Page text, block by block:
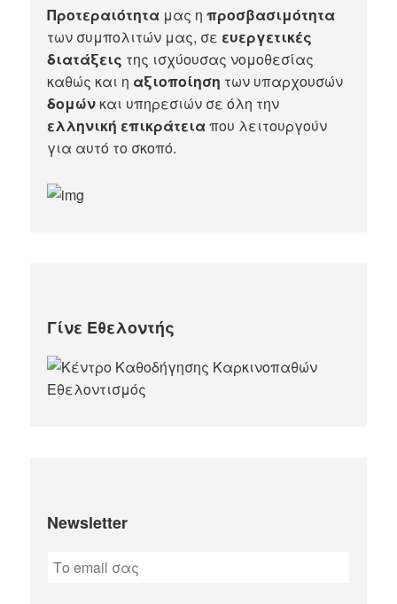
Προτεραιότητα μας ηπροσβασιμότητα
των συμπολιτών μας, σε ευεργετικές
διατάξεις της ισχύουσας νομοθεσίας
καθώς και η αξιοποίηση των υπαρχουσών
δομών και υπηρεσιών σε όλη την
ελληνική επικράτειαπου λειτουργούν
για αυτό το σκοπό.​
Γίνε Εθελοντής
Newsletter